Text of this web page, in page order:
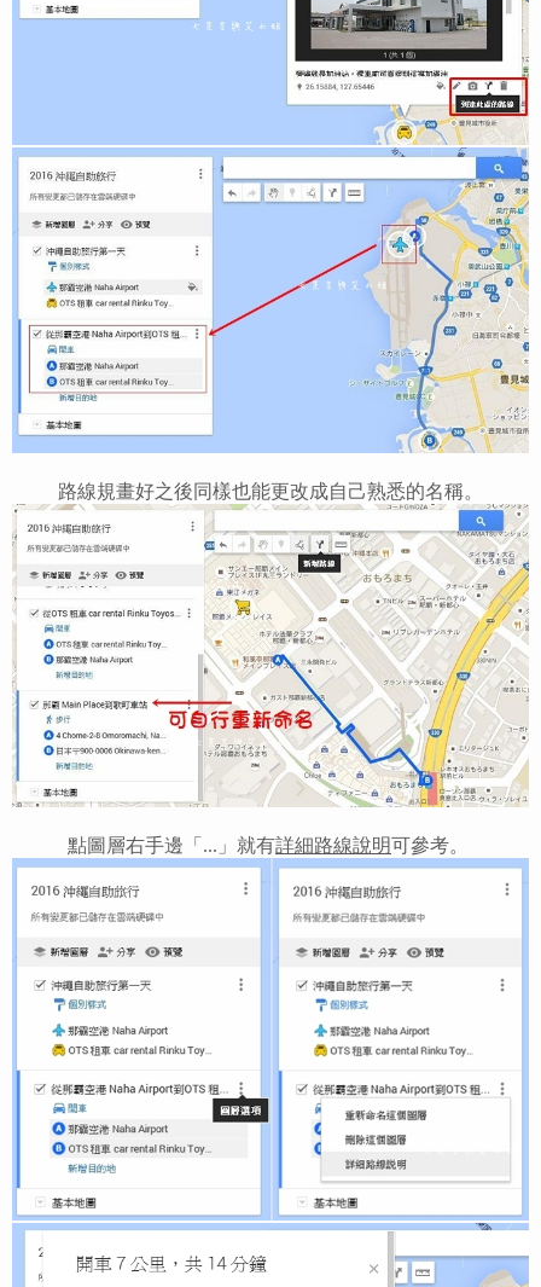
路線規畫好之後同樣也能更改成自己熟悉的名稱。
點圖層右手邊「...」就有詳細路線說明可參考。